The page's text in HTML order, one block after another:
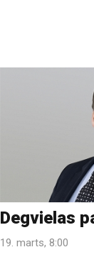
Degvielas
19. marts, 8:00